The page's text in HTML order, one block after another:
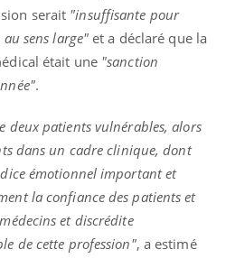
serait "insuffisante pour
sens large" et a déclaré que la
était une "sanction
.
deux patients vulnérables, alors
dans un cadre clinique, dont
émotionnel important et
la confiance des patients et
et discrédite
de cette profession", a estimé